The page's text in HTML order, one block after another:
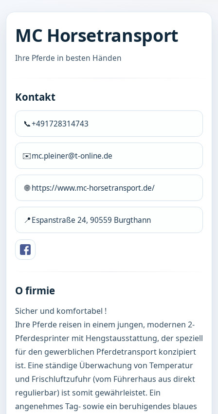
MC Horsetransport
Ihre Pferde in besten Händen
Kontakt
📞+491728314743
✉️mc.pleiner@t-online.de
🌐 https://www.mc-horsetransport.de/
📍Espanstraße 24, 90559 Burgthann
O firmie
Sicher und komfortabel !
Ihre Pferde reisen in einem jungen, modernen 2-
Pferdesprinter mit Hengstausstattung, der speziell
für den gewerblichen Pferdetransport konzipiert
ist. Eine ständige Überwachung von Temperatur
und Frischluftzufuhr (vom Führerhaus aus direkt
regulierbar) ist somit gewährleistet. Ein
angenehmes Tag- sowie ein beruhigendes blaues